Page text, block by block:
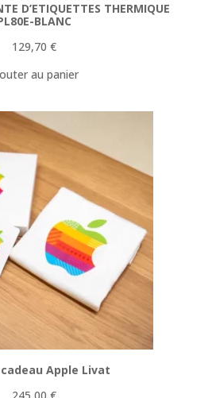
D’ETIQUETTES THERMIQUE
BLANC
129,70 €
au panier
Apple Livat